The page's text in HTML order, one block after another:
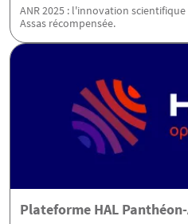
ANR 2025 : l'innovation
Assas récompensée.
Plateforme HAL